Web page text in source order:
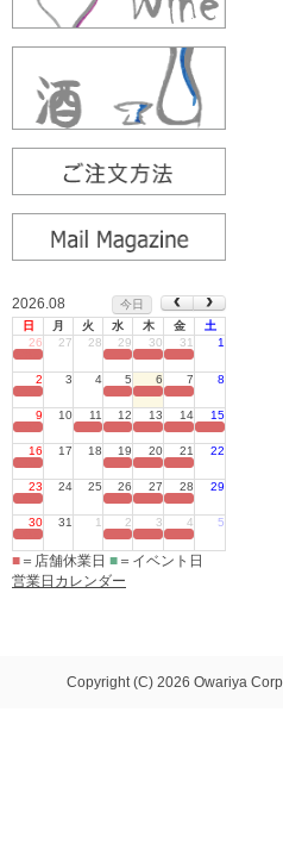
2026.08
今日
日
月 火 水 木 金
土
26
27 28 29 30 31 1
2 3 4 5 6 7 8
9 10 11 12 13 14 15
16 17 18 19 20 21 22
23 24 25 26 27 28 29
30 31 1 2 3 4 5
■ ＝店舗休業日 ■ ＝イベント日
営業日カレンダー
Copyright (C) 2026 Owariya